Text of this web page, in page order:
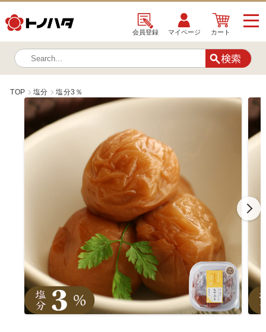
会員登録 マイページ カート
TOP 塩分 塩分3％